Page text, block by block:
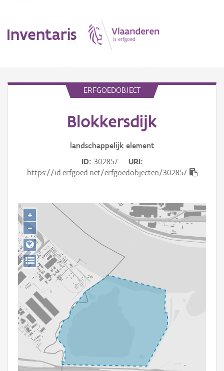
Inventaris
Gebeurtenis
Persoon of collectief
Downloads
Hergebruik
Aanmelden
ERFGOEDOBJECT
Blokkersdijk
landschappelijk element
ID 302857
URI
https://id.erfgoed.net/erfgoedobjecten/302857
+
−